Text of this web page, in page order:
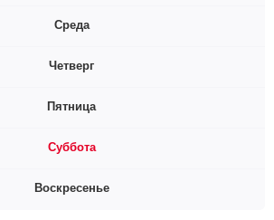
Среда
Четверг
Пятница
Суббота
Воскресенье